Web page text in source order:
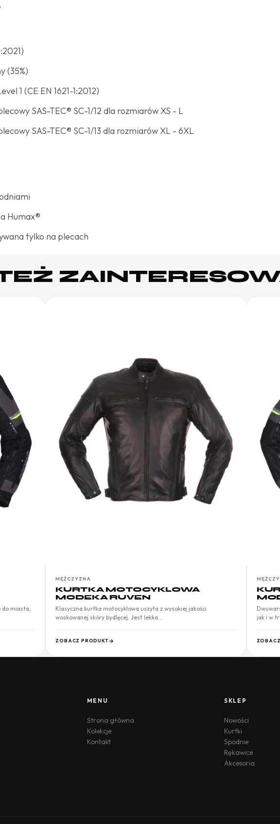
(35%)
1 (CE EN 1621-1:2012)
SAS-TEC® SC-1/12 dla rozmiarów XS - L
SAS-TEC® SC-1/13 dla rozmiarów XL - 6XL
Humax®
tylko na plecach
do miasta,
MĘŻCZYZNA
KURTKA MOTOCYKLOWA
MODEKA RUVEN
Klasyczna kurtka motocyklowa uszyta z wysokiej jakości
woskowanej skóry bydlęcej. Jest lekka…
ZOBACZ PRODUKT
jak i w
MENU
Strona główna
Kolekcje
Kontakt
SKLEP
Nowości
Kurtki
Spodnie
Rękawice
Akcesoria